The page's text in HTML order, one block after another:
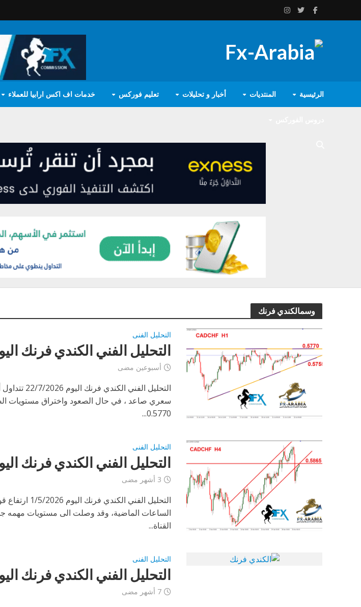
الرئيسية المنتديات أخبار و تحليلات تعليم فوركس خدمات اف اكس ارابيا للعملاء
وسمالكندي فرنك
التحليل الفنى
التحليل الفني الكندي فرنك اليوم 22/7/
أسبوعين مضى
التحليل
سعري صاعد ، في حال الصعود واختراق مستويات
0.5770...
التحليل الفنى
التحليل الفني الكندي فرنك اليوم 1/5/
3 أشهر مضى
التحليل الفني
الساعات الماضية، وقد وصلت الى مستويات مهمه
القناة...
التحليل الفنى
التحليل الفني الكندي فرنك اليوم 14/1/
7 أشهر مضى